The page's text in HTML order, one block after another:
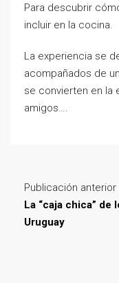
Para descubrir
incluir en la cocina.
La experiencia se
acompañados de
se convierten en la
amigos….
Publicación anterior
La “caja chica” de
Uruguay